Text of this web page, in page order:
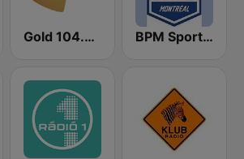
Gold 104.3 FM BPM Sports 91.9 FM